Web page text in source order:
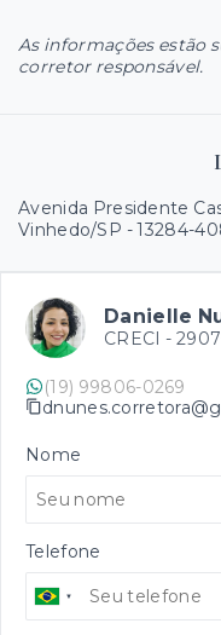
As informações estão
corretor responsável.
Avenida Presidente
Vinhedo/SP - 13284-
Danielle
CRECI -
(19) 99806-0269
Nome
Telefone